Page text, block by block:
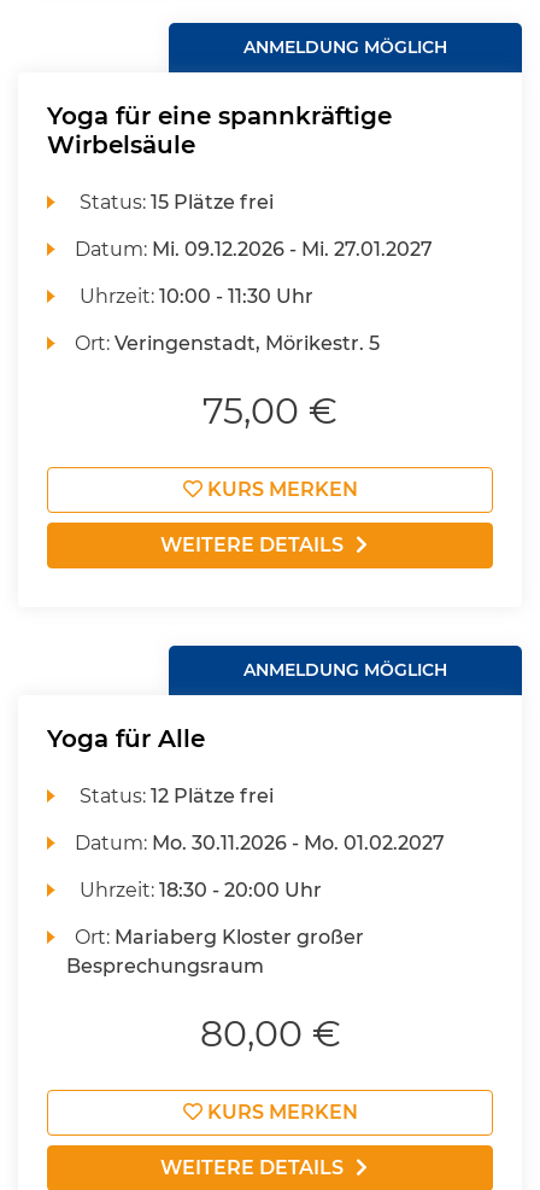
ANMELDUNG MÖGLICH
Yoga für eine spannkräftige
Wirbelsäule
Status:15 Plätze frei
Datum: Mi. 09.12.2026 - Mi. 27.01.2027
Uhrzeit:10:00 - 11:30 Uhr
Ort:Veringenstadt, Mörikestr. 5
75,00 €
KURS MERKEN
WEITERE DETAILS
ANMELDUNG MÖGLICH
Yoga für Alle
Status:12 Plätze frei
Datum: Mo. 30.11.2026 - Mo. 01.02.2027
Uhrzeit:18:30 - 20:00 Uhr
Ort: Mariaberg Kloster großer
Besprechungsraum
80,00 €
KURS MERKEN
WEITERE DETAILS